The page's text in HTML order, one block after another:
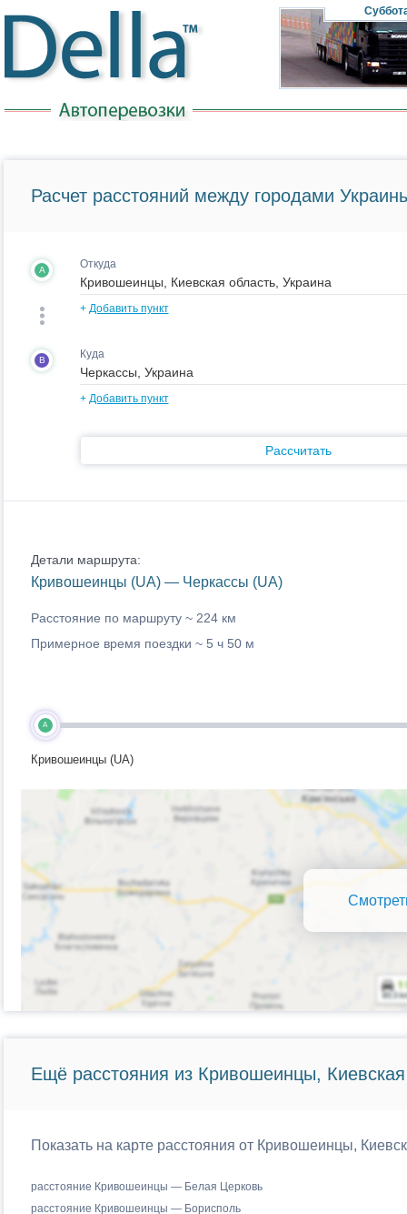
Расчет расстояний между городами
A Откуда
+ Добавить пункт
B Куда
+ Добавить пункт
Рассчитать
Детали маршрута:
Кривошеинцы (UA) — Черкассы (UA)
Расстояние по маршруту ~ 224 км
Примерное время поездки ~ 5 ч 50 м
A
Кривошеинцы (UA)
Ещё расстояния из Кривошеинцы,
Показать на карте расстояния от Кривошеинцы,
расстояние Кривошеинцы — Белая Церковь
расстояние Кривошеинцы — Борисполь